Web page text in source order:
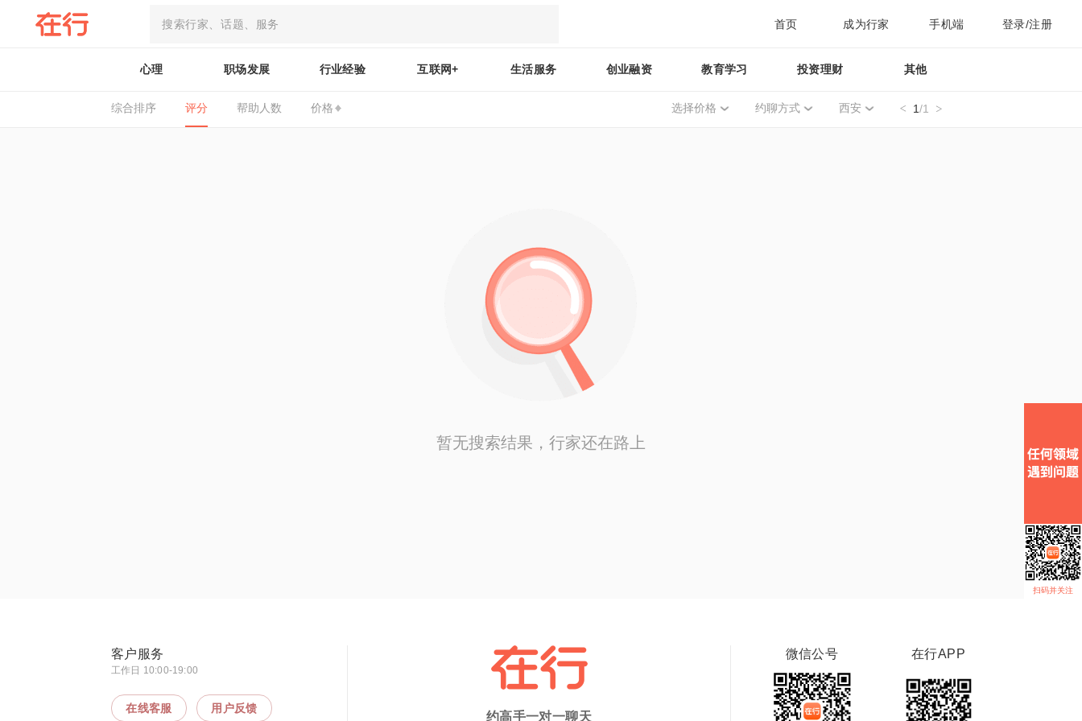
首页 成为行家 手机端 登录/注册
心理 职场发展 行业经验 互联网+ 生活服务 创业融资 教育学习 投资理财 其他
综合排序 评分 帮助人数 价格 选择价格 约聊方式 西安 1/1
暂无搜索结果，行家还在路上
扫码并关注
客户服务
工作日 10:00-19:00
在线客服 用户反馈
约高手一对一聊天
微信公号 在行APP